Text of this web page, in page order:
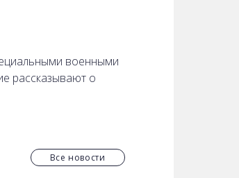
военными
рассказывают о
Все новости